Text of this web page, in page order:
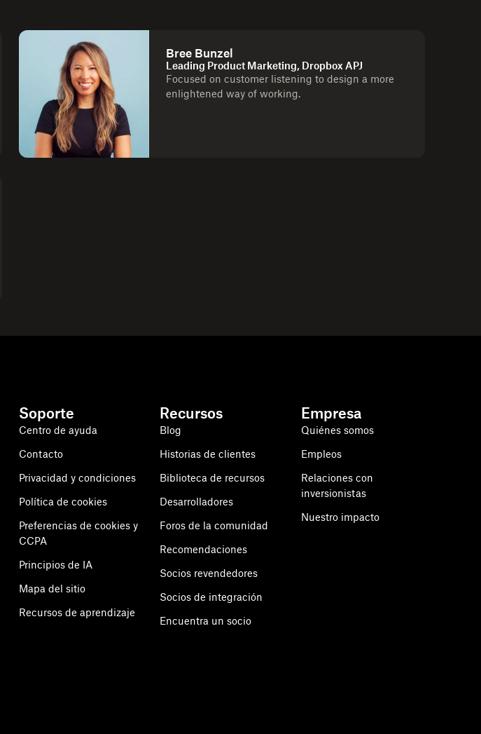
Bree Bunzel
Leading Product Marketing, Dropbox APJ
Focused on customer listening to design a more
enlightened way of working.
Soporte
Centro de ayuda
Contacto
Privacidad y condiciones
Política de cookies
Preferencias de cookies y
CCPA
Principios de IA
Mapa del sitio
Recursos de aprendizaje
Recursos
Blog
Historias de clientes
Biblioteca de recursos
Desarrolladores
Foros de la comunidad
Recomendaciones
Socios revendedores
Socios de integración
Encuentra un socio
Empresa
Quiénes somos
Empleos
Relaciones con
inversionistas
Nuestro impacto